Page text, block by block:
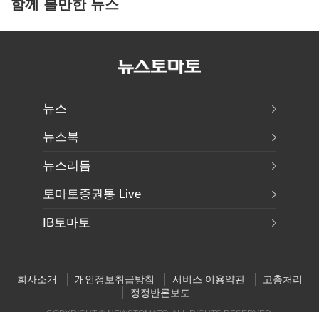
뉴스
뉴스북
뉴스리듬
토마토증권통 Live
IB토마토
회사소개 개인정보취급방침 서비스 이용약관
고충처리
정정반론보도